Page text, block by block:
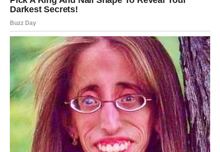
Sve će djelovati prirodno i lagano.
Ako ste zauzete, odnos sa partnerom postaje nježniji i
stabilniji.
Biće više razumijevanja, više pažnje i više osjećaja da
niste same u svojim borbama.
VRIJEME JE DA POVJERUJETE
U SEBE